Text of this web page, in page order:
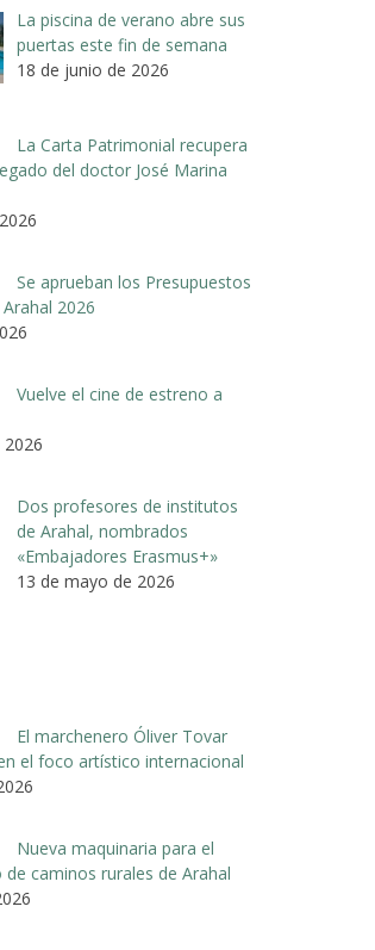
La piscina de verano abre sus
puertas este fin de semana
18 de junio de 2026
La Carta Patrimonial recupera
del doctor José Marina
Se aprueban los Presupuestos
2026
Vuelve el cine de estreno a
Dos profesores de institutos
de Arahal, nombrados
«Embajadores Erasmus+»
13 de mayo de 2026
El marchenero Óliver Tovar
el foco artístico internacional
Nueva maquinaria para el
caminos rurales de Arahal